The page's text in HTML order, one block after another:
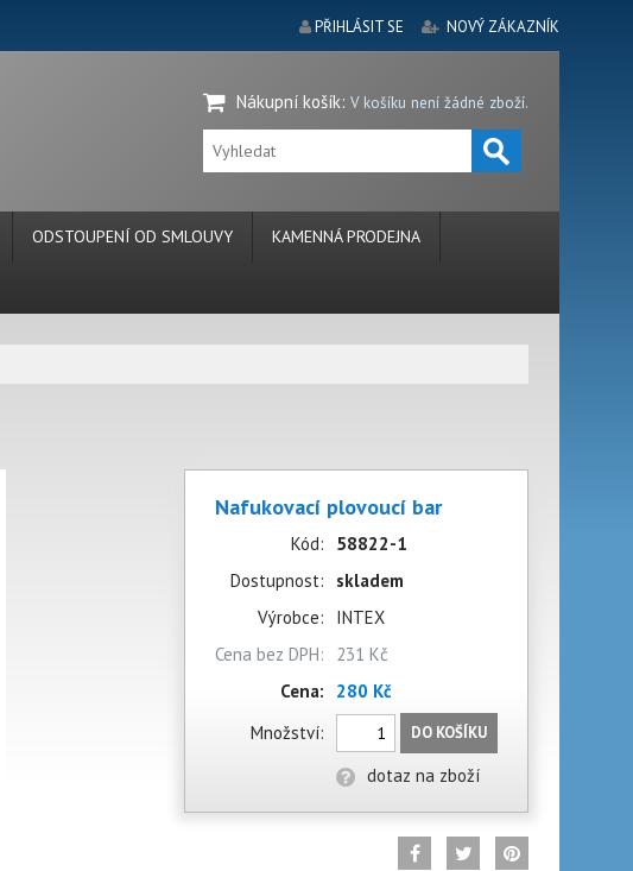
PŘIHLÁSIT SE NOVÝ ZÁKAZNÍK
Nákupní košík: V košíku není žádné zboží.
ODSTOUPENÍ OD SMLOUVY KAMENNÁ PRODEJNA
Nafukovací plovoucí bar
Kód:
58822-1
Dostupnost:
skladem
Výrobce:
INTEX
Cena bez DPH:
231 Kč
Cena:
280 Kč
Množství:
DO KOŠÍKU
dotaz na zboží